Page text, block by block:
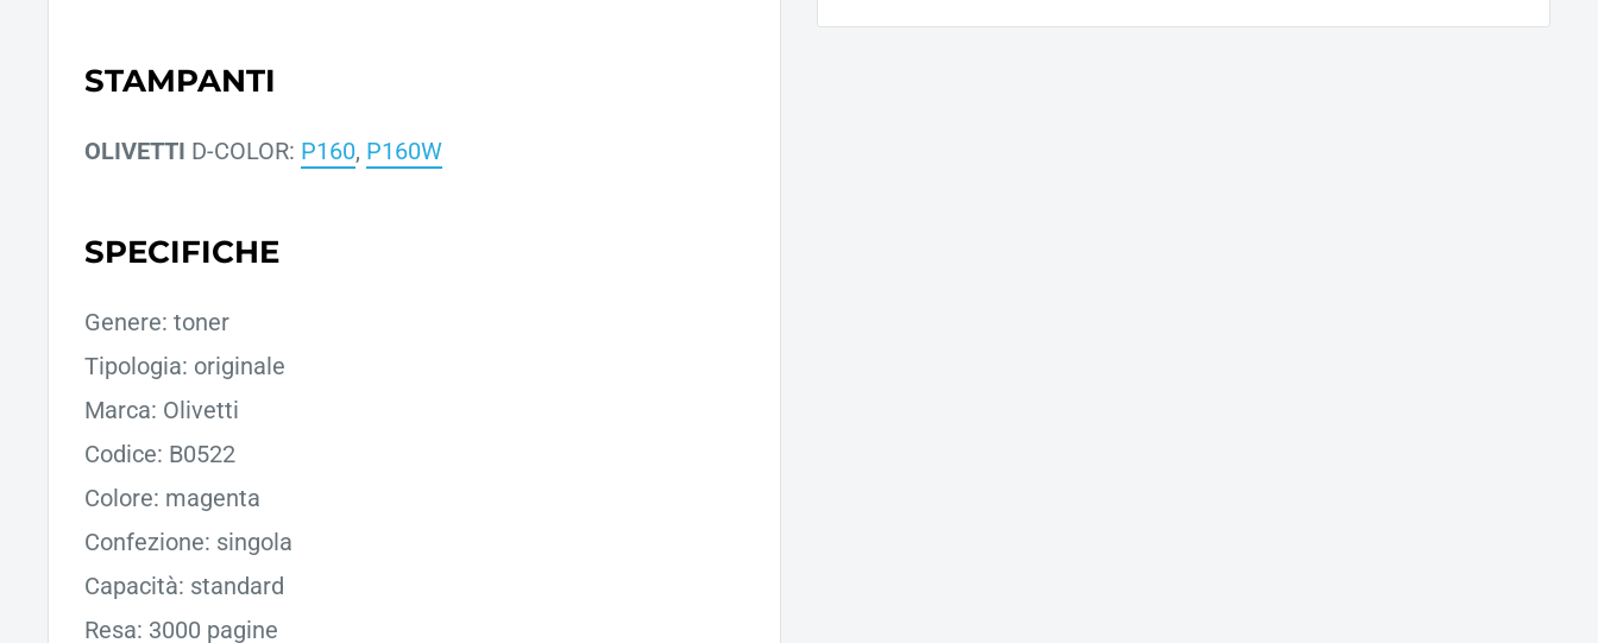
STAMPANTI
OLIVETTI D-COLOR: P160, P160W
SPECIFICHE
Genere: toner
Tipologia: originale
Marca: Olivetti
Codice: B0522
Colore: magenta
Confezione: singola
Capacità: standard
Resa: 3000 pagine